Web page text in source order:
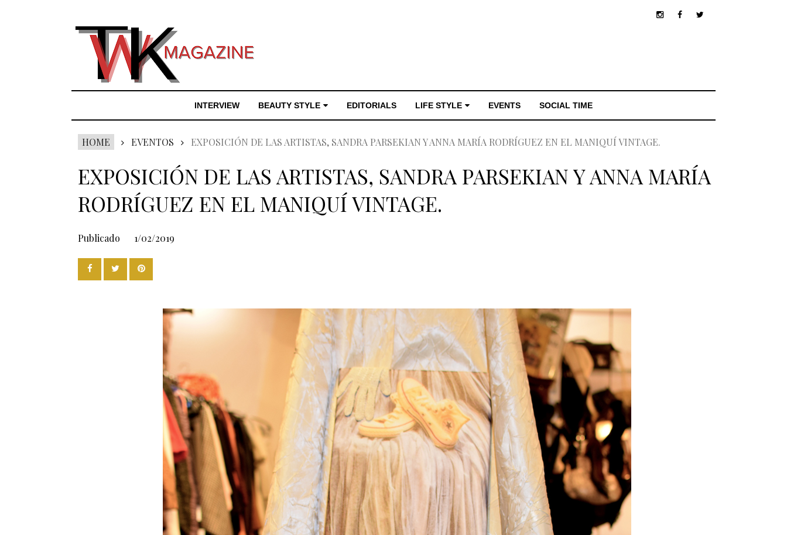
INTERVIEW BEAUTY STYLE EDITORIALS LIFE STYLE EVENTS SOCIAL TIME
HOME EVENTOS EXPOSICIÓN DE LAS ARTISTAS, SANDRA PARSEKIAN Y ANNA MARÍA RODRÍGUEZ EN EL MANIQUÍ VINTAGE.
EXPOSICIÓN DE LAS ARTISTAS, SANDRA PARSEKIAN Y ANNA MARÍA
RODRÍGUEZ EN EL MANIQUÍ VINTAGE.
Publicado 1/02/2019